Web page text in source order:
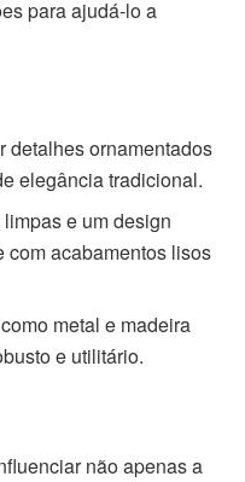
para ajudá-lo a
detalhes ornamentados
elegância tradicional.
e um design
com acabamentos lisos
metal e madeira
e utilitário.
não apenas a